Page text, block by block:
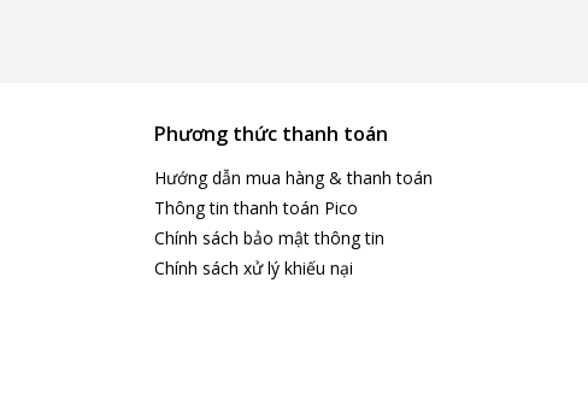
Phương thức thanh toán
Hướng dẫn mua hàng & thanh toán
Thông tin thanh toán Pico
Chính sách bảo mật thông tin
Chính sách xử lý khiếu nại